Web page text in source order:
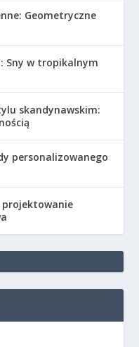
Geometryczne
Sny w tropikalnym
skandynawskim:
personalizowanego
projektowanie